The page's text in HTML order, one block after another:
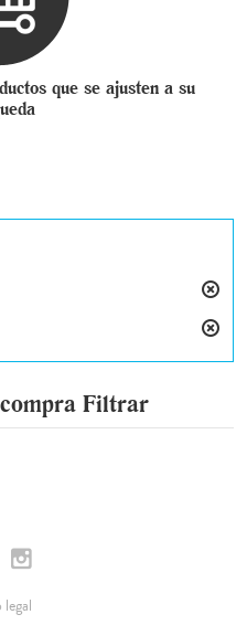
que se ajusten a su
este
este
Filtrar